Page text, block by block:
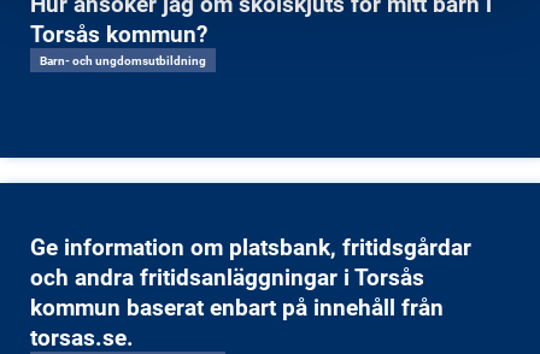
Torsås kommun?
Barn- och ungdomsutbildning
Ge information om platsbank, fritidsgårdar
och andra fritidsanläggningar i Torsås
kommun baserat enbart på innehåll från
torsas.se.